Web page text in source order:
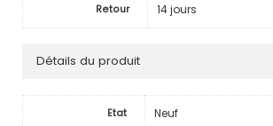
Retour 14 jours
Détails du produit
Etat Neuf